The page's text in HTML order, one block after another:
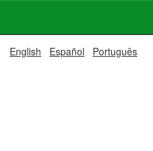
English Español Português